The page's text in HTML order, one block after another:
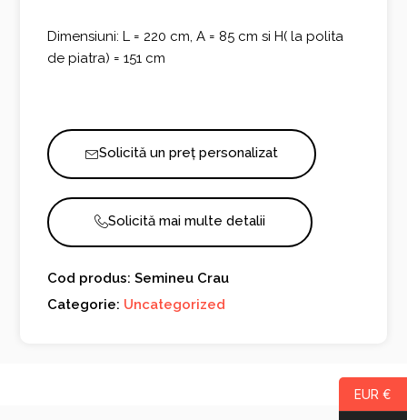
Dimensiuni: L = 220 cm, A = 85 cm si H( la polita
de piatra) = 151 cm
Solicită un preț personalizat
Solicită mai multe detalii
Cod produs: Semineu Crau
Categorie: Uncategorized
EUR €